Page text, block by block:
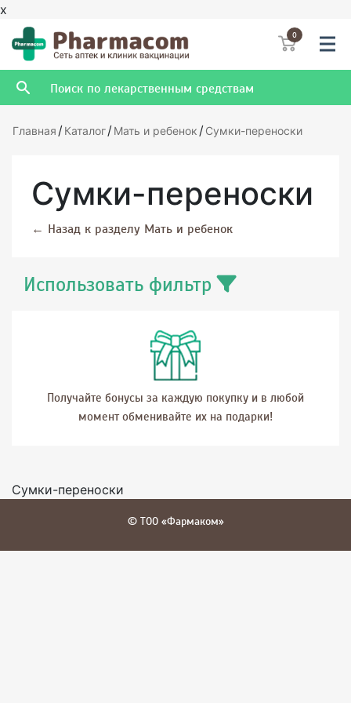
x
0
Главная /Каталог/Мать и ребенок /Сумки-переноски
Сумки-переноски
← Назад к разделу Мать и ребенок
Использовать фильтр
Получайте бонусы за каждую покупку и в любой
момент обменивайте их на подарки!
Сумки-переноски
© ТОО «Фармаком»